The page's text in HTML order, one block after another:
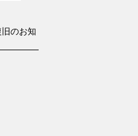
旧のお知